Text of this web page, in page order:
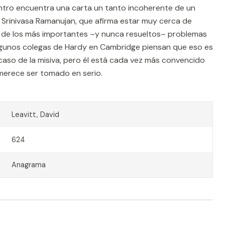
encuentra una carta un tanto incoherente de un
Ramanujan, que afirma estar muy cerca de
los más importantes –y nunca resueltos– problemas
colegas de Hardy en Cambridge piensan que eso es
de la misiva, pero él está cada vez más convencido
ser tomado en serio.
Leavitt, David
624
Anagrama